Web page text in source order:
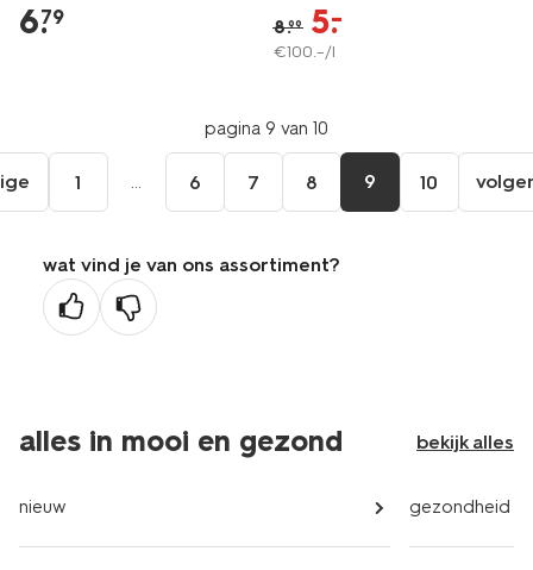
6.
79 8.99 5.
–
€100.–/l
pagina 9 van 10
1 ... 6 7 8 9 10
wat vind je van ons assortiment?
alles in mooi en gezond bekijk alles
nieuw gezondheid